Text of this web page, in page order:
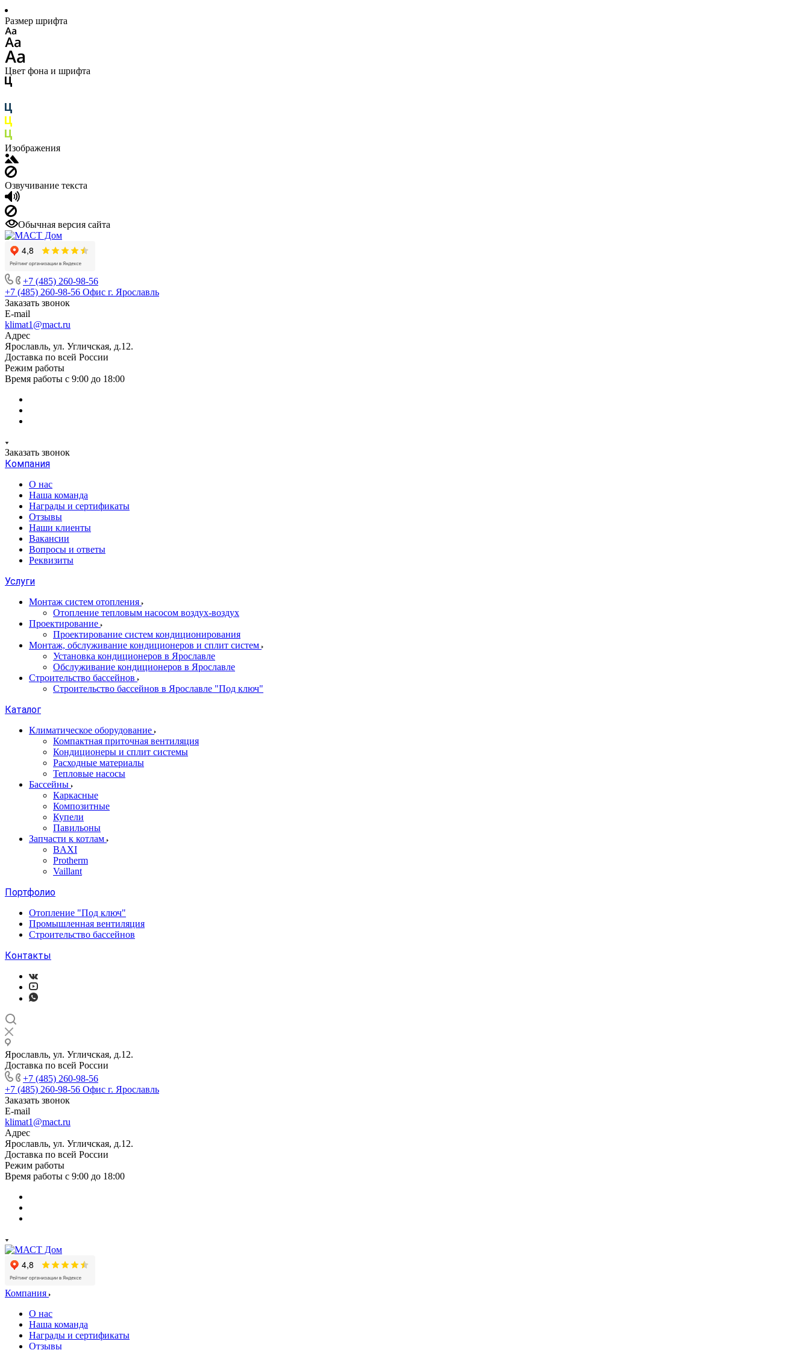
Размер шрифта
Цвет фона и шрифта
Изображения
Озвучивание текста
Обычная версия сайта
+7 (485) 260-98-56
+7 (485) 260-98-56 Офис г. Ярославль
Заказать звонок
E-mail
klimat1@mact.ru
Адрес
Ярославль, ул. Угличская, д.12.
Доставка по всей России
Режим работы
Время работы с 9:00 до 18:00
Заказать звонок
Компания
О нас
Наша команда
Награды и сертификаты
Отзывы
Наши клиенты
Вакансии
Вопросы и ответы
Реквизиты
Услуги
Монтаж систем отопления
Отопление тепловым насосом воздух-воздух
Проектирование
Проектирование систем кондиционирования
Монтаж, обслуживание кондиционеров и сплит систем
Установка кондиционеров в Ярославле
Обслуживание кондиционеров в Ярославле
Строительство бассейнов
Строительство бассейнов в Ярославле "Под ключ"
Каталог
Климатическое оборудование
Компактная приточная вентиляция
Кондиционеры и сплит системы
Расходные материалы
Тепловые насосы
Бассейны
Каркасные
Композитные
Купели
Павильоны
Запчасти к котлам
BAXI
Protherm
Vaillant
Портфолио
Отопление "Под ключ"
Промышленная вентиляция
Строительство бассейнов
Контакты
Ярославль, ул. Угличская, д.12.
Доставка по всей России
+7 (485) 260-98-56
+7 (485) 260-98-56 Офис г. Ярославль
Заказать звонок
E-mail
klimat1@mact.ru
Адрес
Ярославль, ул. Угличская, д.12.
Доставка по всей России
Режим работы
Время работы с 9:00 до 18:00
Компания
О нас
Наша команда
Награды и сертификаты
Отзывы